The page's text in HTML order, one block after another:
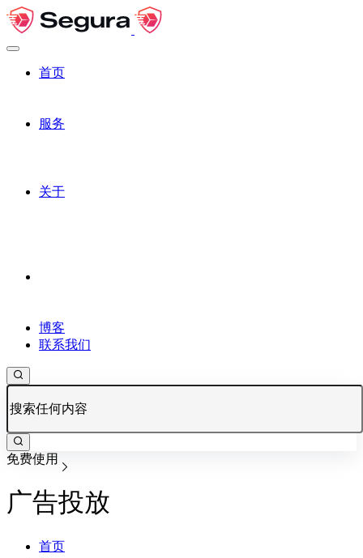
首页
服务
关于
博客
联系我们
免费使用
广告投放
首页